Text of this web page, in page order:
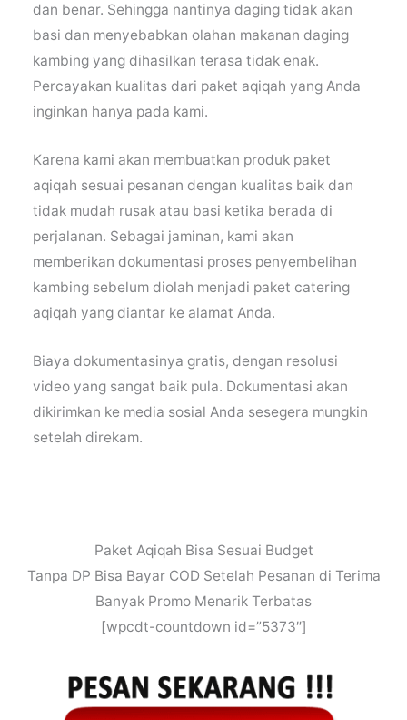
dan benar. Sehingga nantinya daging tidak akan
basi dan menyebabkan olahan makanan daging
kambing yang dihasilkan terasa tidak enak.
Percayakan kualitas dari paket aqiqah yang Anda
inginkan hanya pada kami.
Karena kami akan membuatkan produk paket
aqiqah sesuai pesanan dengan kualitas baik dan
tidak mudah rusak atau basi ketika berada di
perjalanan. Sebagai jaminan, kami akan
memberikan dokumentasi proses penyembelihan
kambing sebelum diolah menjadi paket catering
aqiqah yang diantar ke alamat Anda.
Biaya dokumentasinya gratis, dengan resolusi
video yang sangat baik pula. Dokumentasi akan
dikirimkan ke media sosial Anda sesegera mungkin
setelah direkam.
Paket Aqiqah Bisa Sesuai Budget
Tanpa DP Bisa Bayar COD Setelah Pesanan di Terima
Banyak Promo Menarik Terbatas
[wpcdt-countdown id=”5373″]